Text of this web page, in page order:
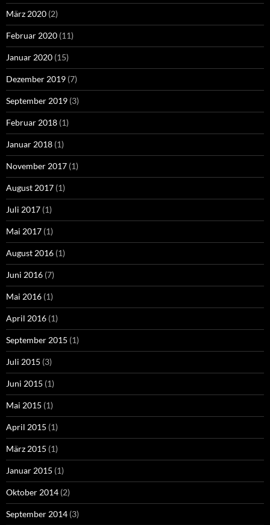
März 2020 (2)
Februar 2020 (11)
Januar 2020 (15)
Dezember 2019 (7)
September 2019 (3)
Februar 2018 (1)
Januar 2018 (1)
November 2017 (1)
August 2017 (1)
Juli 2017 (1)
Mai 2017 (1)
August 2016 (1)
Juni 2016 (7)
Mai 2016 (1)
April 2016 (1)
September 2015 (1)
Juli 2015 (3)
Juni 2015 (1)
Mai 2015 (1)
April 2015 (1)
März 2015 (1)
Januar 2015 (1)
Oktober 2014 (2)
September 2014 (3)